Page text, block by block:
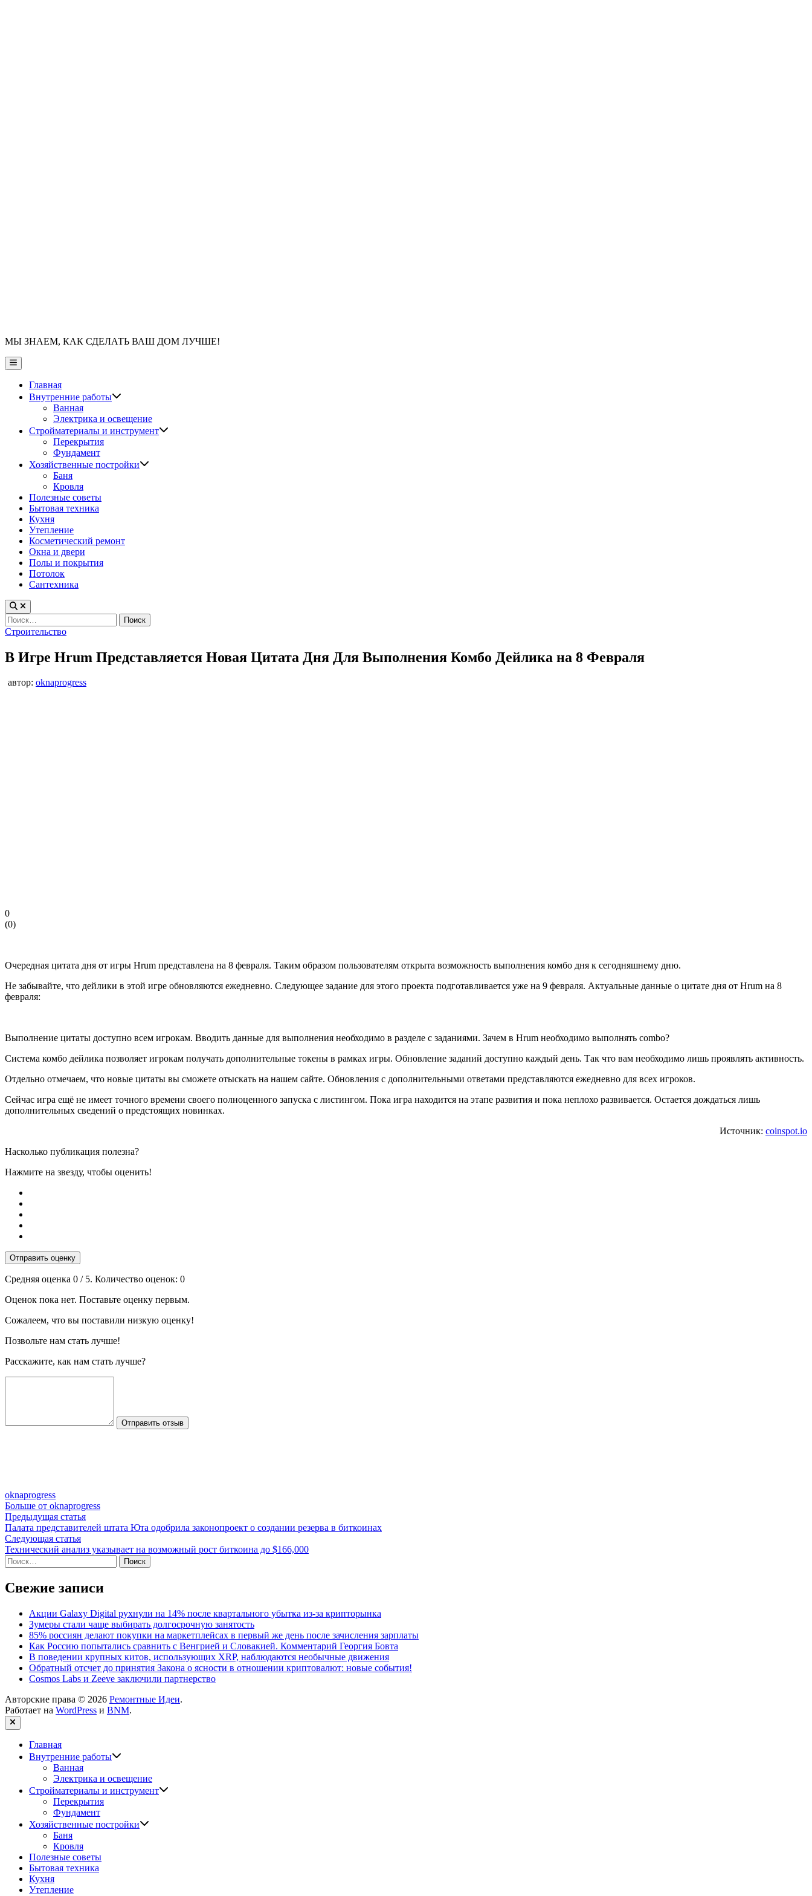
МЫ ЗНАЕМ, КАК СДЕЛАТЬ ВАШ ДОМ ЛУЧШЕ!
Главное
меню
Главная
Внутренние работы
Ванная
Электрика и освещение
Стройматериалы и инструмент
Перекрытия
Фундамент
Хозяйственные постройки
Баня
Кровля
Полезные советы
Бытовая техника
Кухня
Утепление
Косметический ремонт
Окна и двери
Полы и покрытия
Потолок
Сантехника
Найти:
Опубликовано
Строительство
В Игре Hrum Представляется Новая Цитата Дня Для Выполнения Комбо Дейлика на 8 Февраля
автор: oknaprogress
0
(0)
Очередная цитата дня от игры Hrum представлена на 8 февраля. Таким образом пользователям открыта возможность выполнения комбо дня к сегодняшнему дню.
Не забывайте, что дейлики в этой игре обновляются ежедневно. Следующее задание для этого проекта подготавливается уже на 9 февраля. Актуальные данные о цитате дня от Hrum на 8
февраля:
Выполнение цитаты доступно всем игрокам. Вводить данные для выполнения необходимо в разделе с заданиями. Зачем в Hrum необходимо выполнять combo?
Система комбо дейлика позволяет игрокам получать дополнительные токены в рамках игры. Обновление заданий доступно каждый день. Так что вам необходимо лишь проявлять активность.
Отдельно отмечаем, что новые цитаты вы сможете отыскать на нашем сайте. Обновления с дополнительными ответами представляются ежедневно для всех игроков.
Сейчас игра ещё не имеет точного времени своего полноценного запуска с листингом. Пока игра находится на этапе развития и пока неплохо развивается. Остается дождаться лишь
дополнительных сведений о предстоящих новинках.
Источник: coinspot.io
Насколько публикация полезна?
Нажмите на звезду, чтобы оценить!
Отправить оценку
Средняя оценка 0 / 5. Количество оценок: 0
Оценок пока нет. Поставьте оценку первым.
Сожалеем, что вы поставили низкую оценку!
Позвольте нам стать лучше!
Расскажите, как нам стать лучше?
Отправить отзыв
oknaprogress
Больше от oknaprogress
Навигация
по
записям
Предыдущая статьяПредыдущая
статья:
Палата представителей штата Юта одобрила законопроект о создании резерва в биткоинах
Следующая статьяСледующая
статья:
Технический анализ указывает на возможный рост биткоина до $166,000
Найти:
Свежие записи
Акции Galaxy Digital рухнули на 14% после квартального убытка из-за крипторынка
Зумеры стали чаще выбирать долгосрочную занятость
85% россиян делают покупки на маркетплейсах в первый же день после зачисления зарплаты
Как Россию попытались сравнить с Венгрией и Словакией. Комментарий Георгия Бовта
В поведении крупных китов, использующих XRP, наблюдаются необычные движения
Обратный отсчет до принятия Закона о ясности в отношении криптовалют: новые события!
Cosmos Labs и Zeeve заключили партнерство
Авторские права © 2026 Ремонтные Идеи.
Работает на WordPress и BNM.
Закрыть
Главная
Внутренние работы
Ванная
Электрика и освещение
Стройматериалы и инструмент
Перекрытия
Фундамент
Хозяйственные постройки
Баня
Кровля
Полезные советы
Бытовая техника
Кухня
Утепление